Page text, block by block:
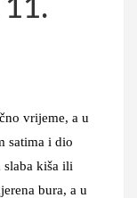
vrijeme, a u
satima i dio
slaba kiša ili
bura, a u